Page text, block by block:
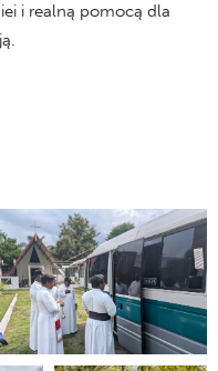
i realną pomocą dla